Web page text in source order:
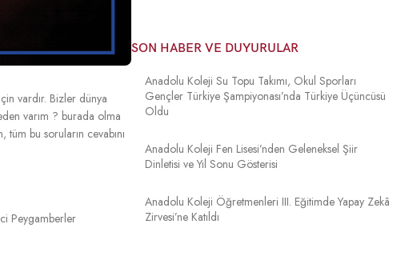
vardır. Bizler dünya
varım ? burada olma
bu soruların cevabını
Peygamberler
SON HABER VE DUYURULAR
Anadolu Koleji Su Topu Takımı, Okul Sporları
Gençler Türkiye Şampiyonası’nda Türkiye Üçüncüsü
Oldu
Anadolu Koleji Fen Lisesi’nden Geleneksel Şiir
Dinletisi ve Yıl Sonu Gösterisi
Anadolu Koleji Öğretmenleri III. Eğitimde Yapay Zekâ
Zirvesi’ne Katıldı